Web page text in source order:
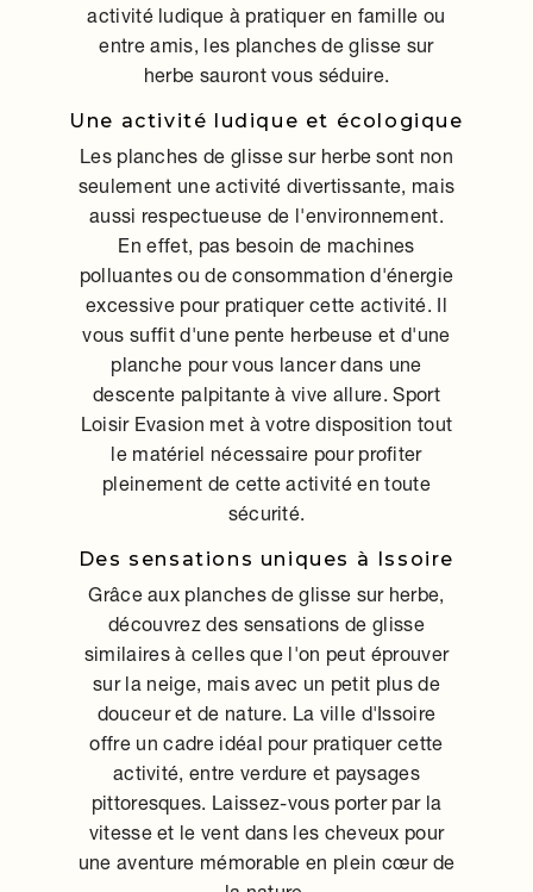
activité ludique à pratiquer en famille ou
entre amis, les planches de glisse sur
herbe sauront vous séduire.
Une activité ludique et écologique
Les planches de glisse sur herbe sont non
seulement une activité divertissante, mais
aussi respectueuse de l'environnement.
En effet, pas besoin de machines
polluantes ou de consommation d'énergie
excessive pour pratiquer cette activité. Il
vous suffit d'une pente herbeuse et d'une
planche pour vous lancer dans une
descente palpitante à vive allure. Sport
Loisir Evasion met à votre disposition tout
le matériel nécessaire pour profiter
pleinement de cette activité en toute
sécurité.
Des sensations uniques à Issoire
Grâce aux planches de glisse sur herbe,
découvrez des sensations de glisse
similaires à celles que l'on peut éprouver
sur la neige, mais avec un petit plus de
douceur et de nature. La ville d'Issoire
offre un cadre idéal pour pratiquer cette
activité, entre verdure et paysages
pittoresques. Laissez-vous porter par la
vitesse et le vent dans les cheveux pour
une aventure mémorable en plein cœur de